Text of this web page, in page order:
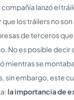
lanzó el
los tráilers no
de terceros
No es posible decir
mientras se
sin embargo, este
la importancia de